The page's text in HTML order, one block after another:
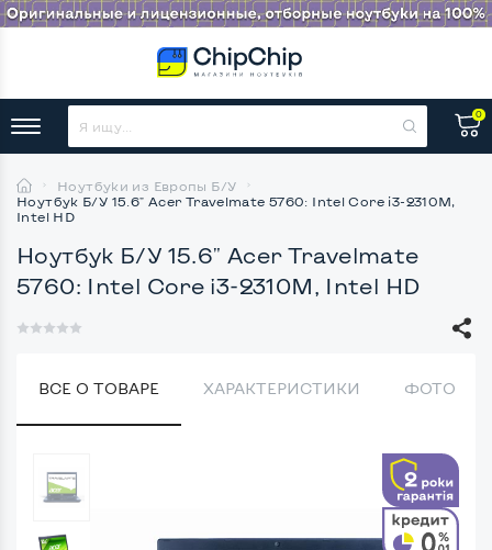
0
Ноутбуки из Европы Б/У
Ноутбук Б/У 15.6" Acer Travelmate 5760: Intel Core i3-2310M,
Intel HD
Ноутбук Б/У 15.6" Acer Travelmate
5760: Intel Core i3-2310M, Intel HD
ВСЕ О ТОВАРЕ ХАРАКТЕРИСТИКИ ФОТО